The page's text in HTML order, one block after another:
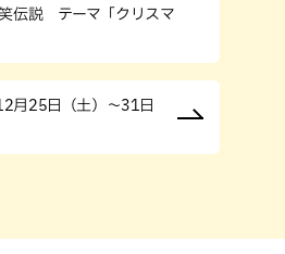
伝説 テーマ「クリスマ
月25日（土）～31日